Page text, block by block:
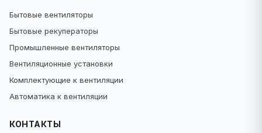
Бытовые вентиляторы
Бытовые рекуператоры
Промышленные вентиляторы
Вентиляционные установки
Комплектующие к вентиляции
Автоматика к вентиляции
КОНТАКТЫ